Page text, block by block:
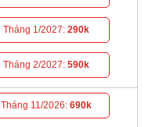
Tháng 1/2027:290k
Tháng 2/2027:590k
Tháng 11/2026:690k